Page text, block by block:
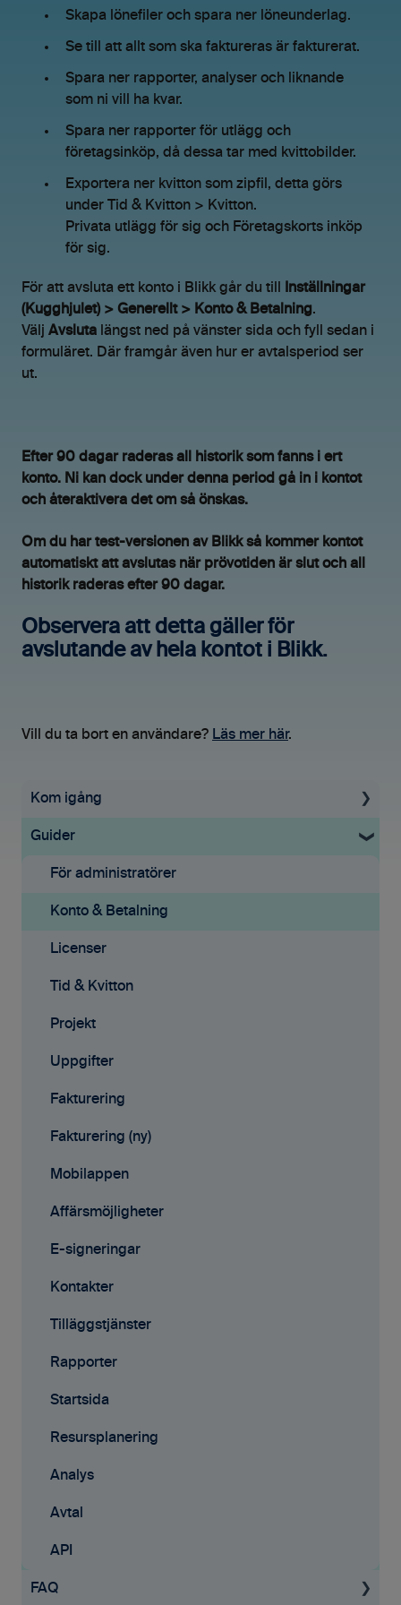
Skapa lönefiler och spara ner löneunderlag.
Se till att allt som ska faktureras är fakturerat.
Spara ner rapporter, analyser och liknande
som ni vill ha kvar.
Spara ner rapporter för utlägg och
företagsinköp, då dessa tar med kvittobilder.
Exportera ner kvitton som zipfil, detta görs
under Tid & Kvitton > Kvitton.
Privata utlägg för sig och Företagskorts inköp
för sig.
För att avsluta ett konto i Blikk går du till Inställningar
(Kugghjulet) > Generellt > Konto & Betalning.
Välj Avsluta längst ned på vänster sida och fyll sedan i
formuläret. Där framgår även hur er avtalsperiod ser
ut.
Efter 90 dagar raderas all historik som fanns i ert
konto. Ni kan dock under denna period gå in i kontot
och återaktivera det om så önskas.
Om du har test-versionen av Blikk så kommer kontot
automatiskt att avslutas när prövotiden är slut och all
historik raderas efter 90 dagar.
Observera att detta gäller för
avslutande av hela kontot i Blikk.
Vill du ta bort en användare? Läs mer här.
Kom igång
Uppstartsguide
Grundinställningar
Ekonomisystem
Tid & Kvitton
Projekt
Fakturering (ny)
Kontakter
Avtal
Affärsmöjligheter
Rapporter
Samarbete
Mobilappen
Guider
För administratörer
Konto & Betalning
Licenser
Tid & Kvitton
Projekt
Uppgifter
Fakturering
Fakturering (ny)
Mobilappen
Affärsmöjligheter
E-signeringar
Kontakter
Tilläggstjänster
Rapporter
Startsida
Resursplanering
Analys
Avtal
API
FAQ